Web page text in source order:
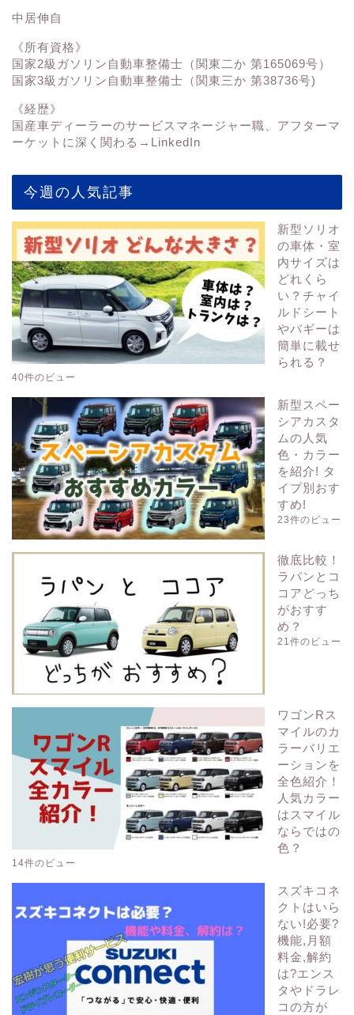
中居伸自
《所有資格》
国家2級ガソリン自動車整備士（関東二か 第165069号）
国家3級ガソリン自動車整備士（関東三か 第38736号)
《経歴》
国産車ディーラーのサービスマネージャー職、アフターマ
ーケットに深く関わる→ LinkedIn
今週の人気記事
新型ソリオ
の車体・室
内サイズは
どれくら
い？チャイ
ルドシート
やバギーは
簡単に載せ
られる？
40件のビュー
新型スペー
シアカスタ
ムの人気
色・カラー
を紹介! タ
イプ別おす
すめ!
23件のビュー
徹底比較！
ラパンとコ
コアどっち
がおすす
め？
21件のビュー
ワゴンRス
マイルのカ
ラーバリエ
ーションを
全色紹介！
人気カラー
はスマイル
ならではの
色？
14件のビュー
スズキコネ
クトはいら
ない!必要?
機能,月額
料金,解約
は?エンス
タやドラレ
コの方が